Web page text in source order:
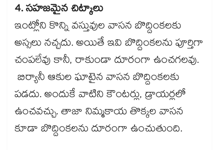
4. సహజమైన చిట్కాలు
ఇంట్లోని కొన్ని వస్తువుల వాసన బొద్దింకలకు
అస్సలు నచ్చదు. అయితే ఇవి బొద్దింకలను పూర్తిగా
చంపలేవు కానీ, రాకుండా దూరంగా ఉంచగలవు.
బిర్యానీ ఆకుల ఘాటైన వాసన బొద్దింకలకు
పడదు. అందుకే వాటిని కౌంటర్లు, డ్రాయర్లలో
ఉంచవచ్చు. తాజా నిమ్మకాయ తొక్కల వాసన
కూడా బొద్దింకలను దూరంగా ఉంచుతుంది.